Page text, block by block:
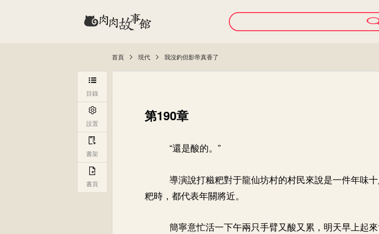
首頁 現代 我沒釣但影帝真香了
目錄
設置
書架
書頁
第190章
“還是酸的。”
導演說打糍粑對于龍仙坊村的村民來說是一件年味
粑時，都代表年關將近。
簡寧意忙活一下午兩只手臂又酸又累，明天早上起